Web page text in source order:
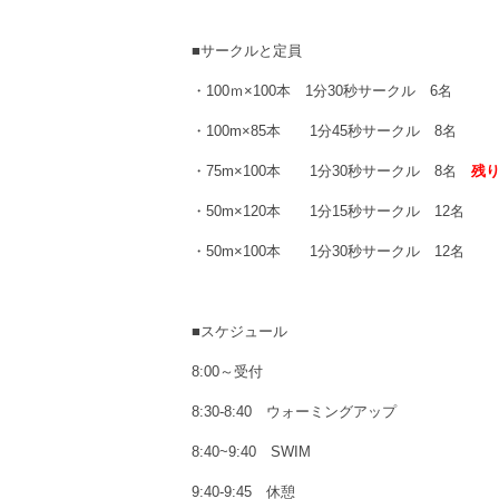
■サークルと定員
・100ｍ×100本 1分30秒サークル 6名
・100m×85本 1分45秒サークル 8名
・75m×100本 1分30秒サークル 8名 残
・50m×120本 1分15秒サークル 12名
・50m×100本 1分30秒サークル 12名
■スケジュール
8:00～受付
8:30-8:40 ウォーミングアップ
8:40~9:40 SWIM
9:40-9:45 休憩